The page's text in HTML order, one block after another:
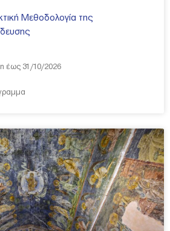
Μεθοδολογία της
έως 31/10/2026